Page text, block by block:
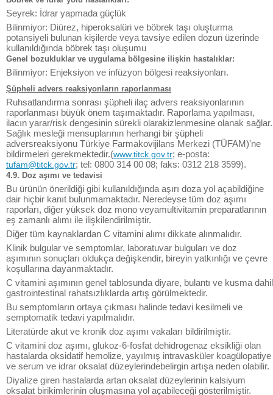
Seyrek: İdrar yapmada güçlük
Bilinmiyor: Diürez, hiperoksalüri ve böbrek taşı oluşturma
potansiyeli bulunan kişilerde veya tavsiye edilen dozun üzerinde
kullanıldığında böbrek taşı oluşumu
Genel bozukluklar ve uygulama bölgesine ilişkin hastalıklar:
Bilinmiyor: Enjeksiyon ve infüzyon bölgesi reaksiyonları.
Şüpheli advers reaksiyonların raporlanması
Ruhsatlandırma sonrası şüpheli ilaç advers reaksiyonlarının
raporlanması büyük önem taşımaktadır. Raporlama yapılması,
ilacın yarar/risk dengesinin sürekli olarakizlenmesine olanak sağlar.
Sağlık mesleği mensuplarının herhangi bir şüpheli
adversreaksiyonu Türkiye Farmakovijilans Merkezi (TÜFAM)'ne
bildirmeleri gerekmektedir.(www.titck.gov.tr; e-posta:
tufam@titck.gov.tr; tel: 0800 314 00 08; faks: 0312 218 3599).
4.9. Doz aşımı ve tedavisi
Bu ürünün önerildiği gibi kullanıldığında aşırı doza yol açabildiğine
dair hiçbir kanıt bulunmamaktadır. Neredeyse tüm doz aşımı
raporları, diğer yüksek doz mono veyamultivitamin preparatlarının
eş zamanlı alımı ile ilişkilendirilmiştir.
Diğer tüm kaynaklardan C vitamini alımı dikkate alınmalıdır.
Klinik bulgular ve semptomlar, laboratuvar bulguları ve doz
aşımının sonuçları oldukça değişkendir, bireyin yatkınlığı ve çevre
koşullarına dayanmaktadır.
C vitamini aşımının genel tablosunda diyare, bulantı ve kusma dahil
gastrointestinal rahatsızlıklarda artış görülmektedir.
Bu semptomların ortaya çıkması halinde tedavi kesilmeli ve
semptomatik tedavi yapılmalıdır.
Literatürde akut ve kronik doz aşımı vakaları bildirilmiştir.
C vitamini doz aşımı, glukoz-6-fosfat dehidrogenaz eksikliği olan
hastalarda oksidatif hemolize, yayılmış intravasküler koagülopatiye
ve serum ve idrar oksalat düzeylerindebelirgin artışa neden olabilir.
Diyalize giren hastalarda artan oksalat düzeylerinin kalsiyum
oksalat birikimlerinin oluşmasına yol açabileceği gösterilmiştir.